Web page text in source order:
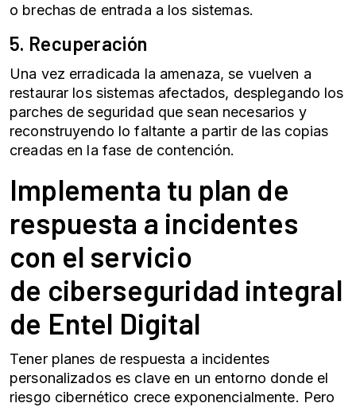
o brechas de entrada a los sistemas.
5. Recuperación
Una vez erradicada la amenaza, se vuelven a
restaurar los sistemas afectados, desplegando los
parches de seguridad que sean necesarios y
reconstruyendo lo faltante a partir de las copias
creadas en la fase de contención.
Implementa tu plan de
respuesta a incidentes
con el servicio
de ciberseguridad integral
de Entel Digital
Tener planes de respuesta a incidentes
personalizados es clave en un entorno donde el
riesgo cibernético crece exponencialmente. Pero